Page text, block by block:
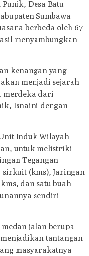
Desa Batu
Sumbawa
berbeda oleh 67
menyambungkan
kenangan yang
menjadi sejarah
merdeka dari
Isnaini dengan
Induk Wilayah
untuk melistriki
Tegangan
sirkuit (kms), Jaringan
dan satu buah
sendiri
jalan berupa
tantangan
masyarakatnya